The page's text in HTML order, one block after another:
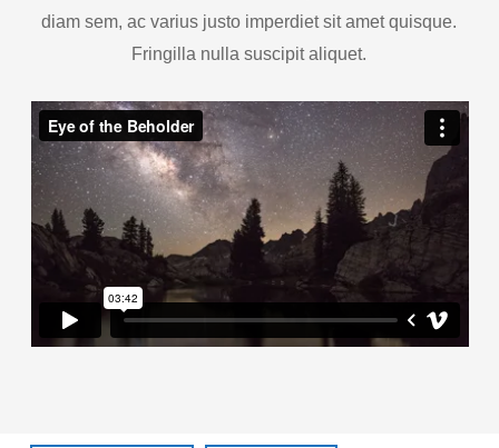
diam sem, ac varius justo imperdiet sit amet quisque.
Fringilla nulla suscipit aliquet.